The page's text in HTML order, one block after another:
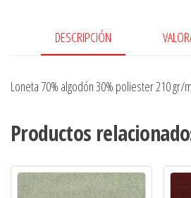
DESCRIPCIÓN
Loneta 70% algodón 30% poliester 210 gr/
Productos